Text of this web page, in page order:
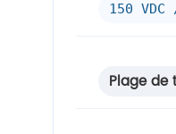
150 VDC
Plage de